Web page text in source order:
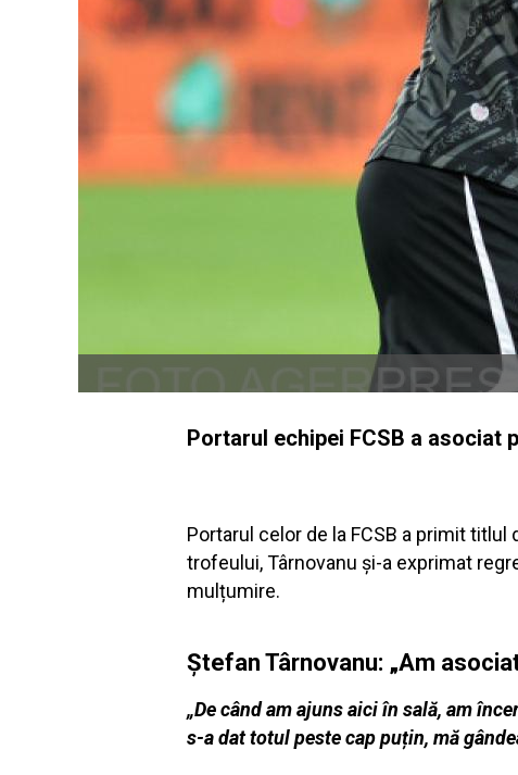
Portarul echipei FCSB a asociat
Portarul celor de la FCSB a primit titlul
trofeului, Târnovanu și-a exprimat
mulțumire.
Ștefan Târnovanu: „Am
„De când am ajuns aici în sală, am
s-a dat totul peste cap puțin, mă